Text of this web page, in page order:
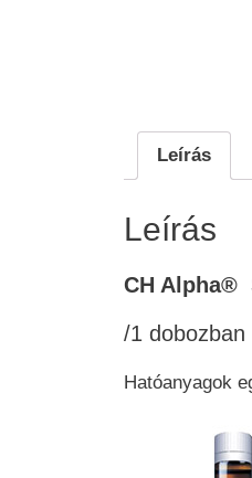
Leírás
Leírás
CH Alpha®
/1
Hatóanyagok